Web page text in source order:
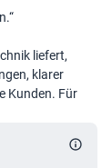
liefert,
klarer
Kunden. Für